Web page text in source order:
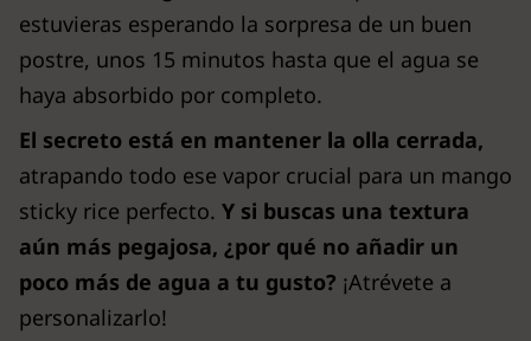
estuvieras esperando la sorpresa de un buen
postre, unos 15 minutos hasta que el agua se
haya absorbido por completo.
El secreto está en mantener la olla cerrada,
atrapando todo ese vapor crucial para un mango
sticky rice perfecto. Y si buscas una textura
aún más pegajosa, ¿por qué no añadir un
poco más de agua a tu gusto? ¡Atrévete a
personalizarlo!